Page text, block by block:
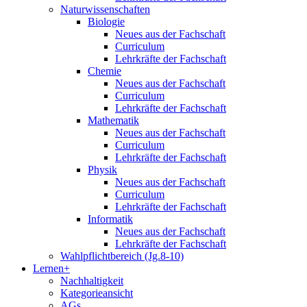
Naturwissenschaften
Biologie
Neues aus der Fachschaft
Curriculum
Lehrkräfte der Fachschaft
Chemie
Neues aus der Fachschaft
Curriculum
Lehrkräfte der Fachschaft
Mathematik
Neues aus der Fachschaft
Curriculum
Lehrkräfte der Fachschaft
Physik
Neues aus der Fachschaft
Curriculum
Lehrkräfte der Fachschaft
Informatik
Neues aus der Fachschaft
Lehrkräfte der Fachschaft
Wahlpflichtbereich (Jg.8-10)
Lernen+
Nachhaltigkeit
Kategorieansicht